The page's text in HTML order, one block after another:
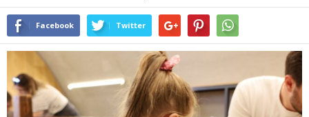
Facebook Twitter